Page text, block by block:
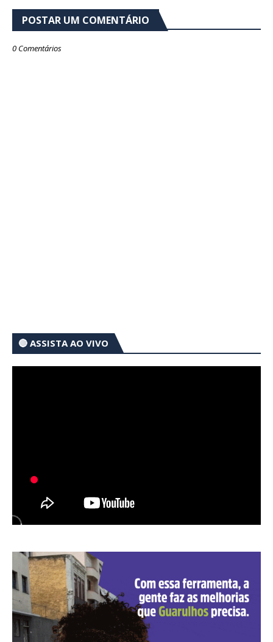
POSTAR UM COMENTÁRIO
0 Comentários
🔴 ASSISTA AO VIVO